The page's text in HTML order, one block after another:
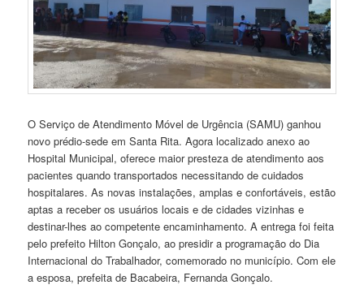
O Serviço de Atendimento Móvel de Urgência (SAMU) ganhou
novo prédio-sede em Santa Rita. Agora localizado anexo ao
Hospital Municipal, oferece maior presteza de atendimento aos
pacientes quando transportados necessitando de cuidados
hospitalares. As novas instalações, amplas e confortáveis, estão
aptas a receber os usuários locais e de cidades vizinhas e
destinar-lhes ao competente encaminhamento. A entrega foi feita
pelo prefeito Hilton Gonçalo, ao presidir a programação do Dia
Internacional do Trabalhador, comemorado no município. Com ele
a esposa, prefeita de Bacabeira, Fernanda Gonçalo.